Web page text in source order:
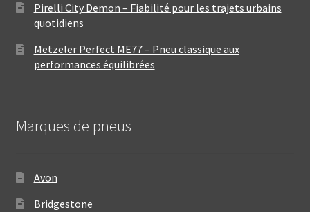
Pirelli City Demon – Fiabilité pour les trajets urbains
quotidiens
Metzeler Perfect ME77 – Pneu classique aux
performances équilibrées
Marques de pneus
Avon
Bridgestone